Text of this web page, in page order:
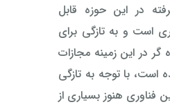
در این حوزه قابل
است و به تازگی برای
گر در این زمینه مجازات
است، با توجه به تازگی
فناوری هنوز بسیاری از